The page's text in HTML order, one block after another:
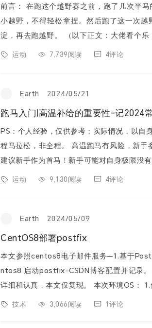
前言： 在跑这个越野赛之前，跑了几次半
小越野，不得轻松拿捏。然后跑了这一次
淀，再去跑越野。 （以下正文：大佬看个乐，我比较菜，的确是难到我了）
我寻思这一次官方的主题是“古道攀云｜2...
运动 7,739阅读 4评论
Earth 2024/05/21
跑马入门|高温补给的重要性-记2024
PS：个人经验，仅供参考；实际情况，以自
程马拉松，非全程。 高温跑马有风险，新手参赛需谨慎！ 像这种天气，我不
建议新手作为首马！新手可能对自身极限没
意外。 2024年5月19日，常州气...
运动 9,130阅读 4评论
Earth 2024/05/09
CentOS8部署postfix
本文参照centos8电子邮件服务—1.基于
ntos8 启动postfix-CSDN博客配置并记录
详细和认真，本文仅复现。 本次环境OS： 1.修改主机名并修改/etc/hosts #
hostnamectl set-hostname tes...
技术 3,066阅读 1评论